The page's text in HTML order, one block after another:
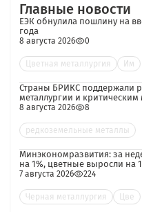
Главные новости
ЕЭК обнулила пошлину на
года
8 августа 2026 0
Цветная металлургия Им
Страны БРИКС поддержали
металлургии и
8 августа 2026 8
редкоземельные металлы
Минэкономразвития: за
на 1%, цветные выросли на
7 августа 2026 224
Черная металлургия Цве